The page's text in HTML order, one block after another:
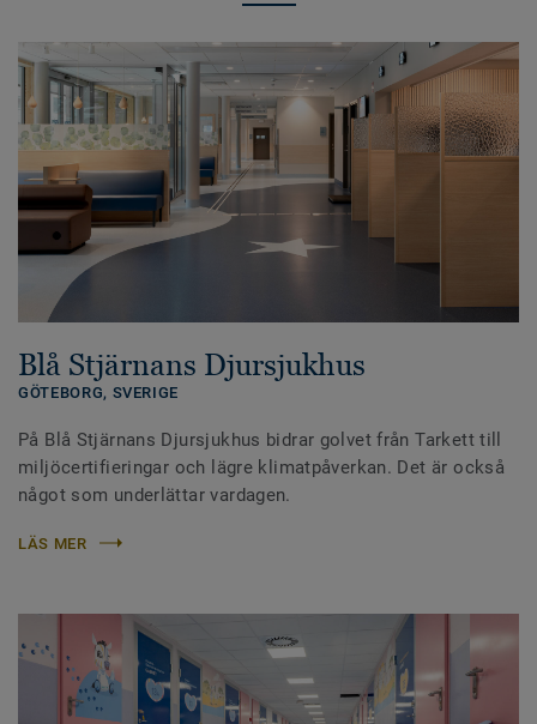
Blå Stjärnans Djursjukhus
GÖTEBORG, SVERIGE
På Blå Stjärnans Djursjukhus bidrar golvet från Tarkett till
miljöcertifieringar och lägre klimatpåverkan. Det är också
något som underlättar vardagen.
LÄS MER